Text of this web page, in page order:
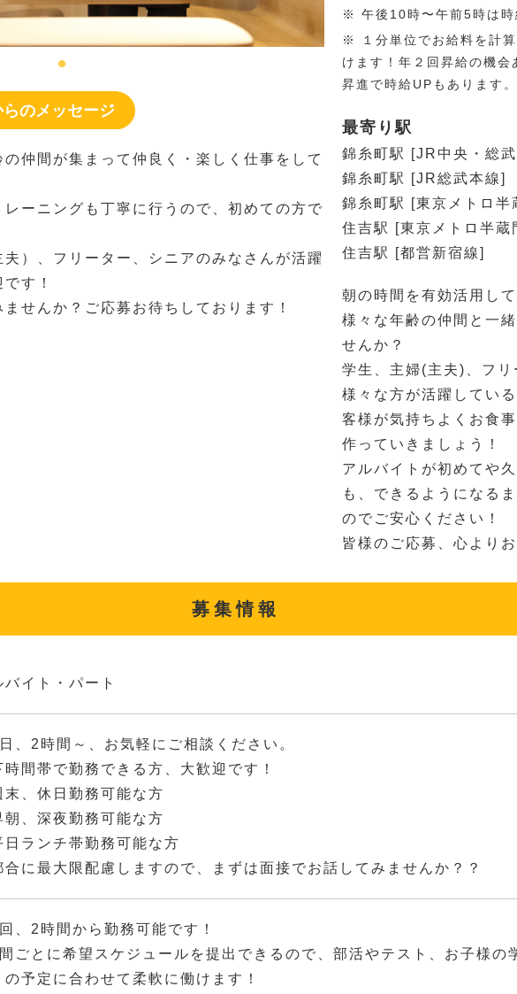
のメッセージ
仲間が集まって仲良く・楽しく仕事をして
ーニングも丁寧に行うので、初めての方で
）、フリーター、シニアのみなさんが活躍
す！
せんか？ご応募お待ちしております！
※ 午後10時〜午前5時は時
※
１分単位でお給料を計
けます！年２回昇給の機会
昇進で時給UPもあります。
最寄り駅
錦糸町駅 [JR中央・総
錦糸町駅 [JR総武本線]
錦糸町駅 [東京メトロ半
住吉駅 [東京メトロ半蔵
住吉駅 [都営新宿線]
朝の時間を有効活用し
様々な年齢の仲間と一
せんか？
学生、主婦(主夫)、フリ
様々な方が活躍してい
客様が気持ちよくお食
作っていきましょう！
アルバイトが初めてや
も、できるようになる
のでご安心ください！
皆様のご応募、心より
募集情報
バイト・パート
、2時間～、お気軽にご相談ください。
時間帯で勤務できる方、大歓迎です！
末、休日勤務可能な方
朝、深夜勤務可能な方
日ランチ帯勤務可能な方
合に最大限配慮しますので、まずは面接でお話してみませんか？？
、2時間から勤務可能です！
ごとに希望スケジュールを提出できるので、部活やテスト、お子様の
の予定に合わせて柔軟に働けます！